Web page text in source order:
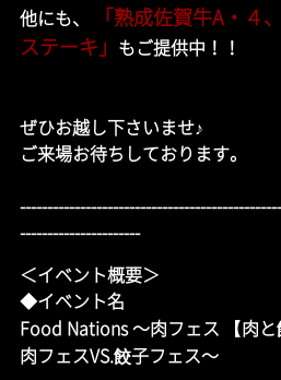
他にも、
「熟成佐賀牛A・４
ステーキ」 もご提供中！！
ぜひお越し下さいませ♪
ご来場お待ちしております。
----------------------
＜イベント概要＞
◆イベント名
Food Nations 〜肉フェス 【肉と
肉フェスVS.餃子フェス〜